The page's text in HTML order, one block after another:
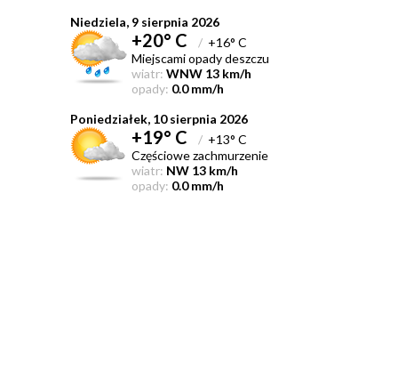
Niedziela, 9 sierpnia 2026
+20° C /+16° C
Miejscami opady deszczu
wiatr: WNW 13 km/h
opady: 0.0 mm/h
Poniedziałek, 10 sierpnia 2026
+19° C /+13° C
Częściowe zachmurzenie
wiatr: NW 13 km/h
opady: 0.0 mm/h